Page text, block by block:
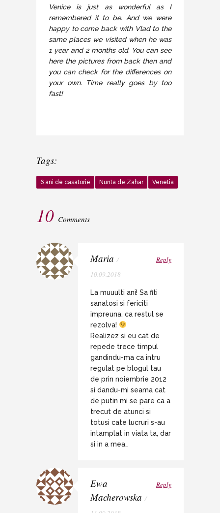
Venice is just as wonderful as I
remembered it to be. And we were
happy to come back with Vlad to the
same places we visited when he was
1 year and 2 months old. You can see
here the pictures from back then and
you can check for the differences on
your own. Time really goes by too
fast!
Tags:
6 ani de casatorie Nunta de Zahar Venetia
10 Comments
Maria /
10.09.2018
Reply
La muuulti ani! Sa fiti
sanatosi si fericiti
impreuna, ca restul se
rezolva!
Realizez si eu cat de
repede trece timpul
gandindu-ma ca intru
regulat pe blogul tau
de prin noiembrie 2012
si dandu-mi seama cat
de putin mi se pare ca a
trecut de atunci si
totusi cate lucruri s-au
intamplat in viata ta, dar
si in a mea…
Ewa
Macherowska /
Reply